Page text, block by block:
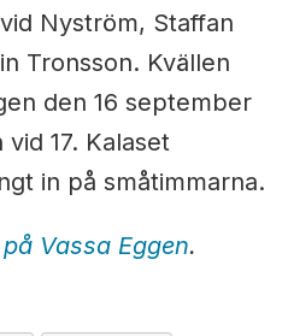
Nyström, Staffan
Tronsson. Kvällen
den 16 september
17. Kalaset
in på småtimmarna.
Vassa Eggen.